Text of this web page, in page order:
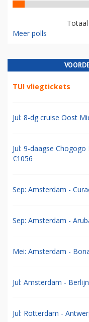
Meer polls
TUI vliegtickets
Jul: 8-dg cruise Oost
Jul: 9-daagse
€1056
Sep: Amsterdam -
Sep: Amsterdam -
Mei: Amsterdam -
Jul: Amsterdam -
Jul: Rotterdam -